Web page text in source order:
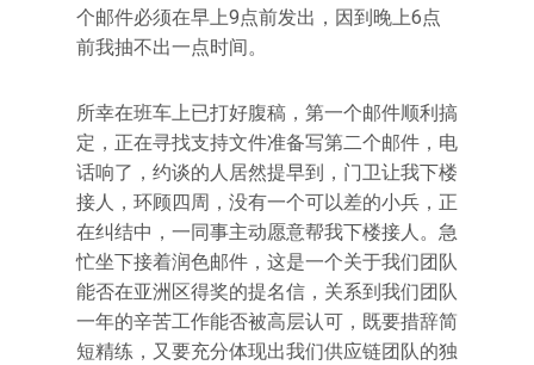
个邮件必须在早上9点前发出，因到晚上6点
前我抽不出一点时间。
所幸在班车上已打好腹稿，第一个邮件顺利搞
定，正在寻找支持文件准备写第二个邮件，电
话响了，约谈的人居然提早到，门卫让我下楼
接人，环顾四周，没有一个可以差的小兵，正
在纠结中，一同事主动愿意帮我下楼接人。急
忙坐下接着润色邮件，这是一个关于我们团队
能否在亚洲区得奖的提名信，关系到我们团队
一年的辛苦工作能否被高层认可，既要措辞简
短精练，又要充分体现出我们供应链团队的独